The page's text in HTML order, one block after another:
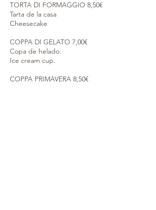
TORTA DI FORMAGGIO 8,50€
Tarta de la casa
Cheesecake
COPPA DI GELATO 7,00€
Copa de helado.
Ice cream cup.
COPPA PRIMAVERA 8,50€